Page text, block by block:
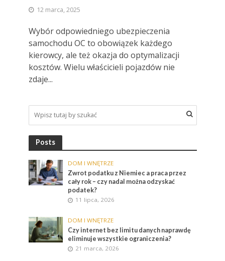
12 marca, 2025
Wybór odpowiedniego ubezpieczenia
samochodu OC to obowiązek każdego
kierowcy, ale też okazja do optymalizacji
kosztów. Wielu właścicieli pojazdów nie
zdaje...
Posts
DOM I WNĘTRZE
Zwrot podatku z Niemiec a praca przez
cały rok – czy nadal można odzyskać
podatek?
11 lipca, 2026
DOM I WNĘTRZE
Czy internet bez limitu danych naprawdę
eliminuje wszystkie ograniczenia?
21 marca, 2026